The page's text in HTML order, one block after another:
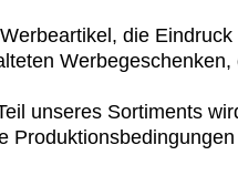
die
unseres Sortiments